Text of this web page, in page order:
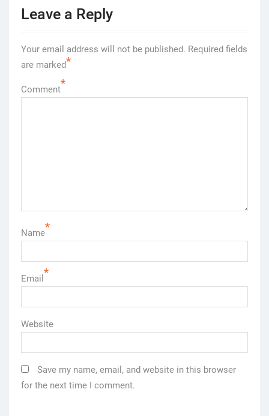
Leave a Reply
Your email address will not be published. Required fields
are marked*
Comment*
Name*
Email *
Website
Save my name, email, and website in this browser
for the next time I comment.